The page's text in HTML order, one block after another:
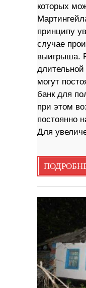
которых
принципу
случае
выигрыша.
длительной
могут
банк для
при этом
постоянно
Для